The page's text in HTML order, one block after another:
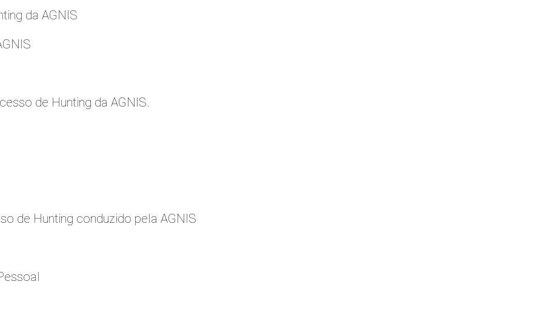
da AGNIS
de Hunting da AGNIS.
de Hunting conduzido pela AGNIS